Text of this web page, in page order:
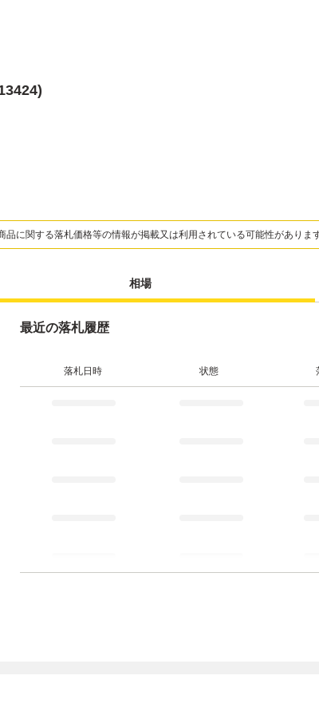
に関する落札価格等の情報が掲載又は利用されている可能性がありま
相場
最近の落札履歴
落札日時 状態